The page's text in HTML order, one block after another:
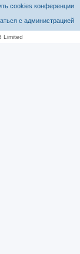
cookies конференции
с администрацией
Limited